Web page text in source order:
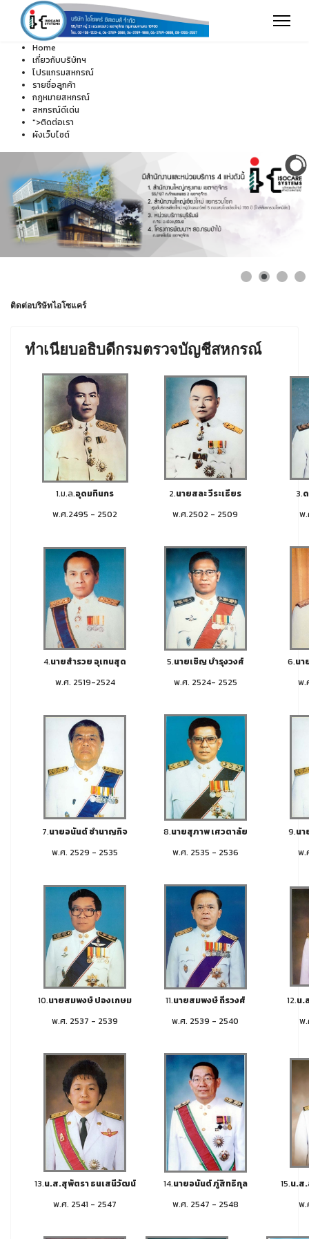
Home
เกี่ยวกับบริษัทฯ
โปรแกรมสหกรณ์
รายชื่อลูกค้า
กฎหมายสหกรณ์
สหกรณ์ดีเด่น
">ติดต่อเรา
ผังเว็บไซต์
ติดต่อบริษัทไอโซแคร์
ทำเนียบอธิบดีกรมตรวจบัญชีสหกรณ์
1.ม.ล.อุดมทินกร 2.นายสละ วีระเธียร 3.
พ.ศ.2495 - 2502
พ.ศ.2502 - 2509 พ.
4.นายสำรวย อุเทนสุด 5.นายเชิญ บำรุงวงศ์ 6.นา
พ.ศ. 2519-2524
พ.ศ. 2524- 2525 พ.
7.นายอนันต์ ชำนาญกิจ 8.นายสุภาพ เศวตาลัย 9.น
พ.ศ. 2529 - 2535
พ.ศ. 2535 - 2536 พ.
10.นายสมพงษ์ ปองเกษม 11.นายสมพงษ์ ถีรวงศ์ 12.น.
พ.ศ. 2537 - 2539
พ.ศ. 2539 - 2540 พ.
13.น.ส.สุพัตรา ธนเสนีวัฒน์ 14.นายอนันต์ ภู่สิทธิกุล 15.น.ส
พ.ศ. 2541 - 2547
พ.ศ. 2547 - 2548 พ.